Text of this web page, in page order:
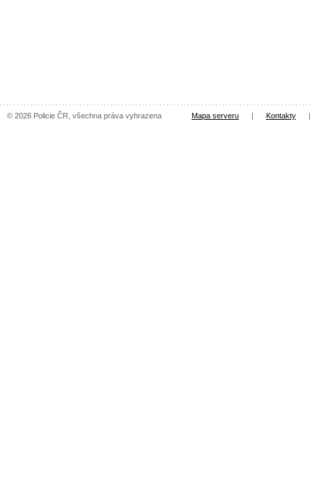
© 2026 Policie ČR, všechna práva vyhrazena Mapa serveru | Kontakty |